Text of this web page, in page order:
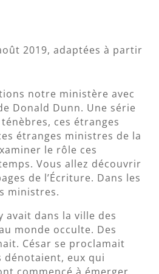
2019, adaptées à partir
notre ministère avec
Donald Dunn. Une série
ces étranges
étranges ministres de la
le rôle ces
Vous allez découvrir
de l’Écriture. Dans les
ministres.
avait dans la ville des
monde occulte. Des
César se proclamait
dénotaient, eux qui